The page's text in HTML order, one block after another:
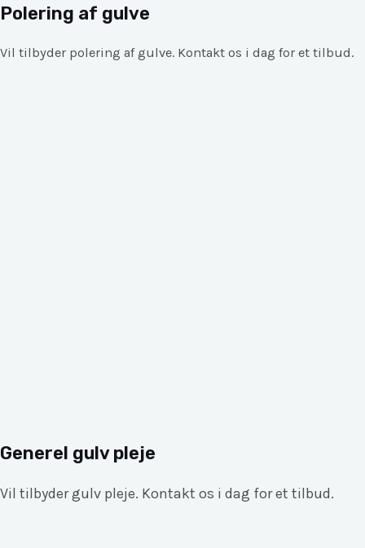
Polering af gulve
Vil tilbyder polering af gulve. Kontakt os i dag for et tilbud.
Generel gulv pleje
Vil tilbyder gulv pleje. Kontakt os i dag for et tilbud.